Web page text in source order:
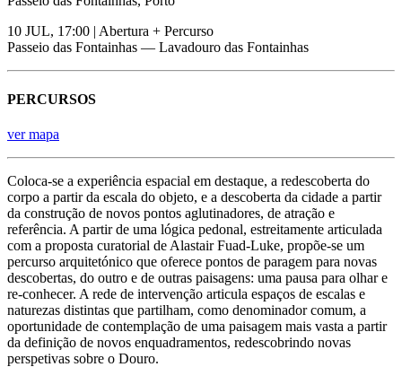
10 JUL, 17:00 | Abertura + Percurso
Passeio das Fontainhas — Lavadouro das Fontainhas
PERCURSOS
ver mapa
Coloca-se a experiência espacial em destaque, a redescoberta do
corpo a partir da escala do objeto, e a descoberta da cidade a partir
da construção de novos pontos aglutinadores, de atração e
referência. A partir de uma lógica pedonal, estreitamente articulada
com a proposta curatorial de Alastair Fuad-Luke, propõe-se um
percurso arquitetónico que oferece pontos de paragem para novas
descobertas, do outro e de outras paisagens: uma pausa para olhar e
re-conhecer. A rede de intervenção articula espaços de escalas e
naturezas distintas que partilham, como denominador comum, a
oportunidade de contemplação de uma paisagem mais vasta a partir
da definição de novos enquadramentos, redescobrindo novas
perspetivas sobre o Douro.